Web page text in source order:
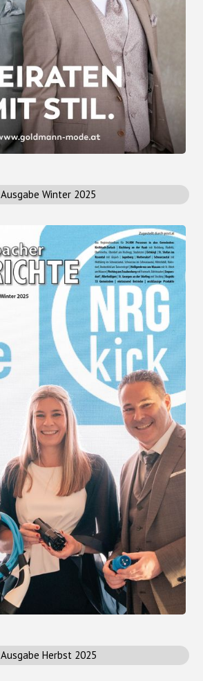
Ausgabe Winter 2025
Ausgabe Herbst 2025